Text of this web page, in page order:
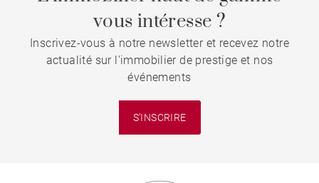
vous intéresse ?
Inscrivez-vous à notre newsletter et recevez notre
actualité sur l'immobilier de prestige et nos
événements
S'INSCRIRE